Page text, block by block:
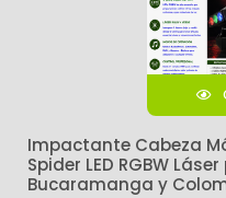
Impactante Cabeza
Spider LED RGBW
Bucaramanga y